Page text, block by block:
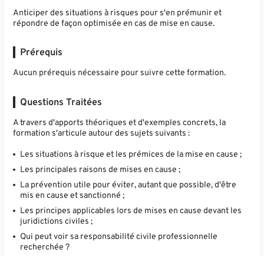
Anticiper des situations à risques pour s'en prémunir et
répondre de façon optimisée en cas de mise en cause.
Prérequis
Aucun prérequis nécessaire pour suivre cette formation.
Questions Traitées
A travers d'apports théoriques et d'exemples concrets, la
formation s'articule autour des sujets suivants :
Les situations à risque et les prémices de la mise en cause ;
Les principales raisons de mises en cause ;
La prévention utile pour éviter, autant que possible, d'être
mis en cause et sanctionné ;
Les principes applicables lors de mises en cause devant les
juridictions civiles ;
Qui peut voir sa responsabilité civile professionnelle
recherchée ?